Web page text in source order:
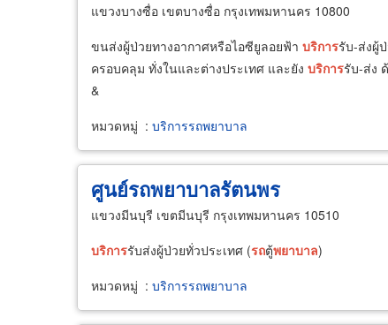
แขวงบางซื่อ เขตบางซื่อ กรุงเทพมหานคร 10800
ขนส่งผู้ป่วยทางอากาศหรือไอซียูลอยฟ้า บริการรับ-ส่งผู้
ครอบคลุม ทั่งในและต่างประเทศ และยัง บริการรับ-ส่ง
&
หมวดหมู่ : บริการรถพยาบาล
ศูนย์รถพยาบาลรัตนพร
แขวงมีนบุรี เขตมีนบุรี กรุงเทพมหานคร 10510
บริการรับส่งผู้ป่วยทั่วประเทศ (รถตู้พยาบาล)
หมวดหมู่ : บริการรถพยาบาล